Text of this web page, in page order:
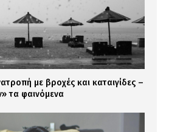
με βροχές και καταιγίδες –
τα φαινόμενα